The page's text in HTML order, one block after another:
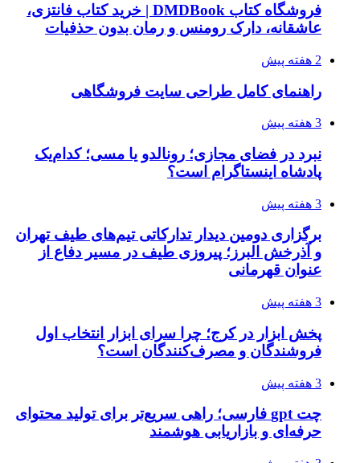
فروشگاه کتاب DMDBook | خرید کتاب فانتزی،
عاشقانه، دارک رومنس و رمان بدون حذفیات
2 هفته پیش
راهنمای کامل طراحی سایت فروشگاهی
3 هفته پیش
نبرد در فضای مجازی؛ رونالدو یا مسی؛ کدام‌یک
پادشاه اینستاگرام است؟
3 هفته پیش
برگزاری دومین دیدار تدارکاتی تیم‌های طیف تهران
و آذرخش البرز؛ پیروزی طیف در مسیر دفاع از
عنوان قهرمانی
3 هفته پیش
پخش ابزار در کرج؛ چرا سرای ابزار انتخاب اول
فروشندگان و مصرف‌کنندگان است؟
3 هفته پیش
چت gpt فارسی؛ راهی سریع‌تر برای تولید محتوای
حرفه‌ای و بازاریابی هوشمند